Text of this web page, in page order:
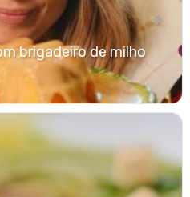
brigadeiro de milho